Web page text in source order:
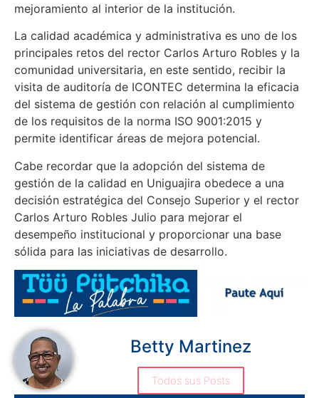
mejoramiento al interior de la institución.
La calidad académica y administrativa es uno de los
principales retos del rector Carlos Arturo Robles y la
comunidad universitaria, en este sentido, recibir la
visita de auditoría de ICONTEC determina la eficacia
del sistema de gestión con relación al cumplimiento
de los requisitos de la norma ISO 9001:2015 y
permite identificar áreas de mejora potencial.
Cabe recordar que la adopción del sistema de
gestión de la calidad en Uniguajira obedece a una
decisión estratégica del Consejo Superior y el rector
Carlos Arturo Robles Julio para mejorar el
desempeño institucional y proporcionar una base
sólida para las iniciativas de desarrollo.
Betty Martinez
Todos sus Posts